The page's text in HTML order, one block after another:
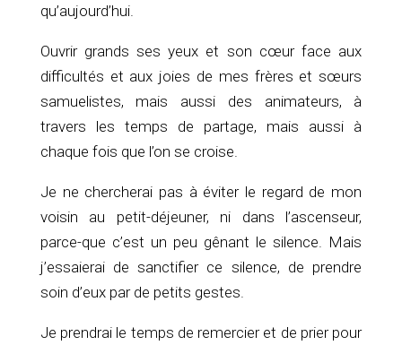
qu’aujourd’hui.
Ouvrir grands ses yeux et son cœur face aux
difficultés et aux joies de mes frères et sœurs
samuelistes, mais aussi des animateurs, à
travers les temps de partage, mais aussi à
chaque fois que l’on se croise.
Je ne chercherai pas à éviter le regard de mon
voisin au petit-déjeuner, ni dans l’ascenseur,
parce-que c’est un peu gênant le silence. Mais
j’essaierai de sanctifier ce silence, de prendre
soin d’eux par de petits gestes.
Je prendrai le temps de remercier et de prier pour